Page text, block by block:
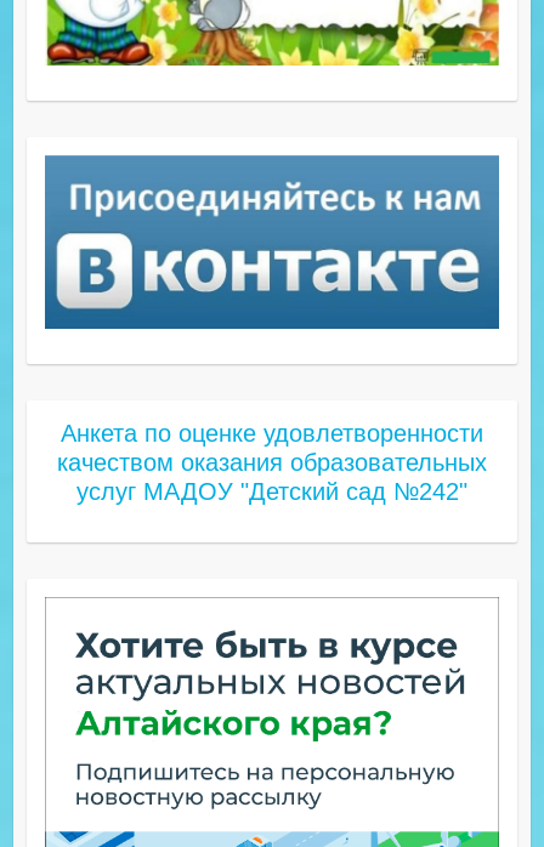
Анкета по оценке удовлетворенности
качеством оказания образовательных
услуг МАДОУ "Детский сад №242"